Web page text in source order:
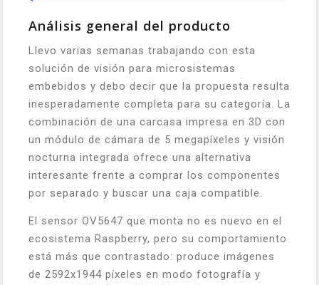
Análisis general del producto
Llevo varias semanas trabajando con esta
solución de visión para microsistemas
embebidos y debo decir que la propuesta resulta
inesperadamente completa para su categoría. La
combinación de una carcasa impresa en 3D con
un módulo de cámara de 5 megapíxeles y visión
nocturna integrada ofrece una alternativa
interesante frente a comprar los componentes
por separado y buscar una caja compatible.
El sensor OV5647 que monta no es nuevo en el
ecosistema Raspberry, pero su comportamiento
está más que contrastado: produce imágenes
de 2592x1944 píxeles en modo fotografía y